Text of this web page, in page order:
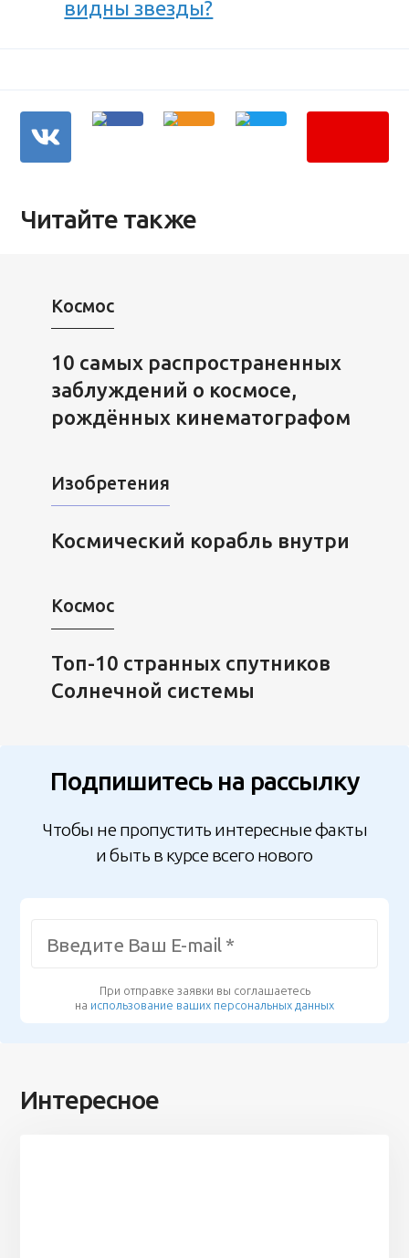
видны звезды?
Читайте также
Космос
10 самых распространенных
заблуждений о космосе,
рождённых кинематографом
Изобретения
Космический корабль внутри
Космос
Топ-10 странных спутников
Солнечной системы
Подпишитесь на рассылку
Чтобы не пропустить интересные факты
и быть в курсе всего нового
При отправке заявки вы соглашаетесь
на использование ваших персональных данных
Интересное